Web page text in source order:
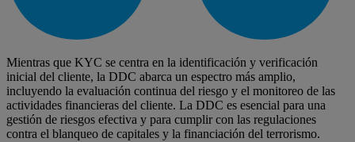
Mientras que KYC se centra en la identificación y verificación
inicial del cliente, la DDC abarca un espectro más amplio,
incluyendo la evaluación continua del riesgo y el monitoreo de las
actividades financieras del cliente. La DDC es esencial para una
gestión de riesgos efectiva y para cumplir con las regulaciones
contra el blanqueo de capitales y la financiación del terrorismo.